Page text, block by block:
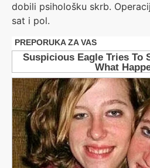
dobili psihološku skrb.
sat i pol.